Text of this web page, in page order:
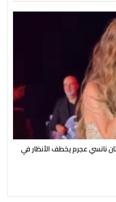
فستان نانسي عجرم يخطف الأنظار في